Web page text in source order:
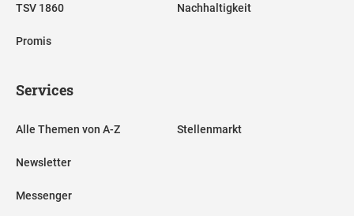
TSV 1860
Promis
Nachhaltigkeit
Services
Alle Themen von A-Z
Newsletter
Messenger
Stellenmarkt